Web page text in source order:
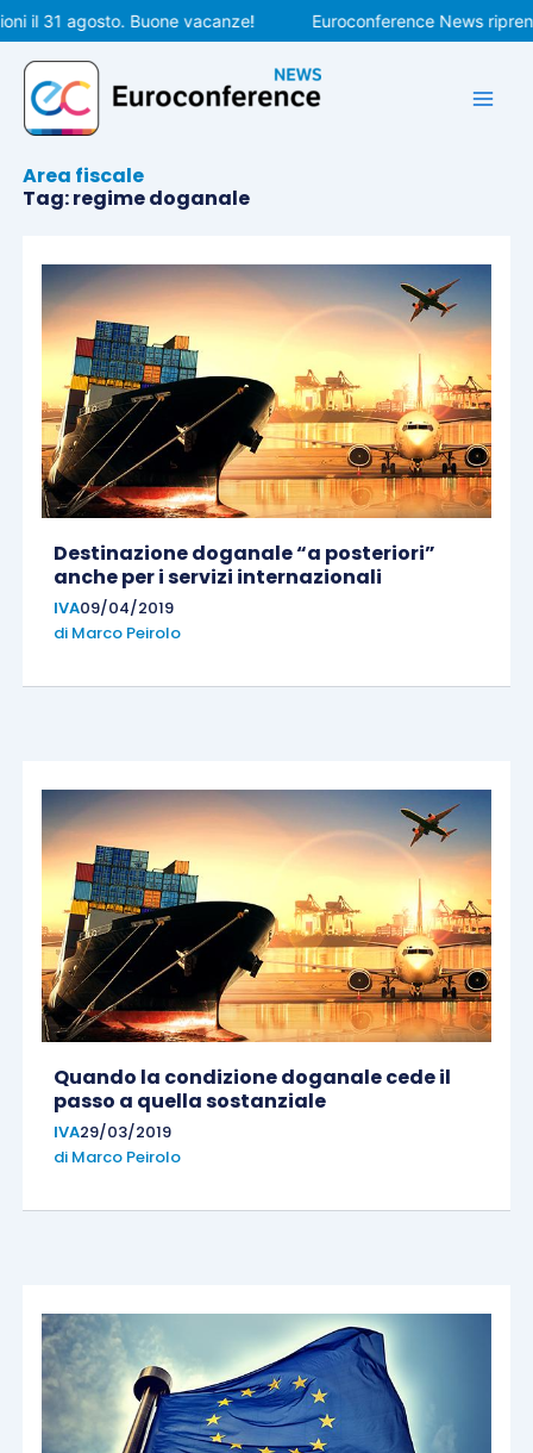
Vai
al
contenuto
il 31 agosto. Buone vacanze! Euroconference News
Area fiscale
Tag: regime doganale
Destinazione doganale “a posteriori”
anche per i servizi internazionali
IVA09/04/2019
di Marco Peirolo
Quando la condizione doganale cede il
passo a quella sostanziale
IVA29/03/2019
di Marco Peirolo